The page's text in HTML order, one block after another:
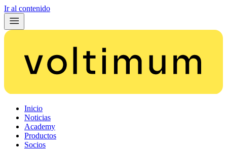
Ir al contenido
Inicio
Noticias
Academy
Productos
Socios